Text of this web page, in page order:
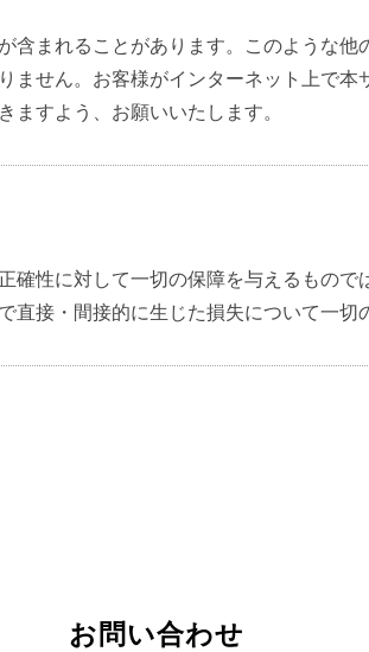
含まれることがあります。このような
ません。お客様がインターネット上で本
ますよう、お願いいたします。
確性に対して一切の保障を与えるもので
直接・間接的に生じた損失について一切
お問い合わせ